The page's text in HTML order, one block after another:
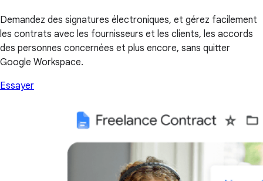
Demandez des signatures électroniques, et gérez facilement
les contrats avec les fournisseurs et les clients, les accords
des personnes concernées et plus encore, sans quitter
Google Workspace.
Essayer